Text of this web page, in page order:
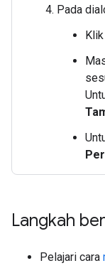
Pada
Klik
Langkah
Pelajari cara